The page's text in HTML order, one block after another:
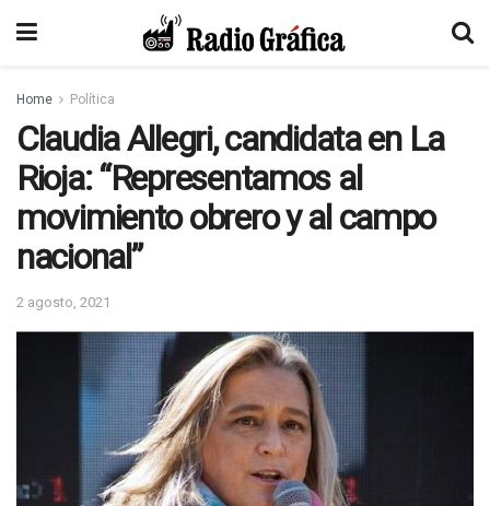
Home Política
Claudia Allegri, candidata en La
Rioja: “Representamos al
movimiento obrero y al campo
nacional”
2 agosto, 2021